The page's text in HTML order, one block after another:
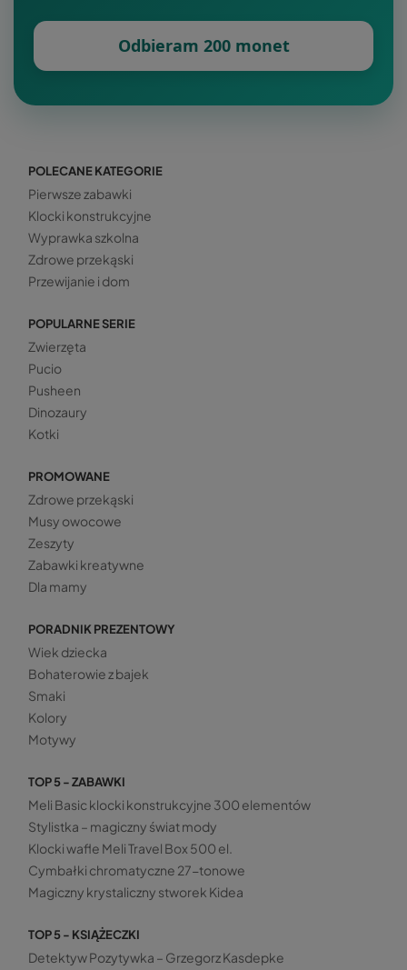
Odbieram 200 monet
POLECANE KATEGORIE
Pierwsze zabawki
Klocki konstrukcyjne
Wyprawka szkolna
Zdrowe przekąski
Przewijanie i dom
POPULARNE SERIE
Zwierzęta
Pucio
Pusheen
Dinozaury
Kotki
PROMOWANE
Zdrowe przekąski
Musy owocowe
Zeszyty
Zabawki kreatywne
Dla mamy
PORADNIK PREZENTOWY
Wiek dziecka
Bohaterowie z bajek
Smaki
Kolory
Motywy
TOP 5 - ZABAWKI
Meli Basic klocki konstrukcyjne 300 elementów
Stylistka – magiczny świat mody
Klocki wafle Meli Travel Box 500 el.
Cymbałki chromatyczne 27-tonowe
Magiczny krystaliczny stworek Kidea
TOP 5 - KSIĄŻECZKI
Detektyw Pozytywka – Grzegorz Kasdepke